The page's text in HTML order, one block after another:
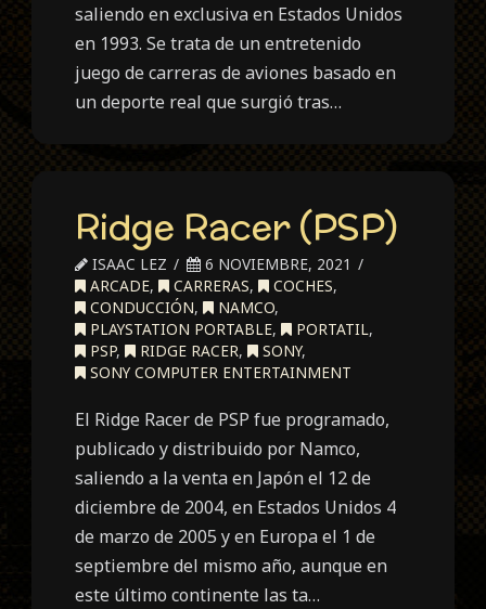
saliendo en exclusiva en Estados Unidos
en 1993. Se trata de un entretenido
juego de carreras de aviones basado en
un deporte real que surgió tras…
Ridge Racer (PSP)
ISAAC LEZ
6 NOVIEMBRE, 2021
ARCADE, CARRERAS, COCHES,
CONDUCCIÓN, NAMCO,
PLAYSTATION PORTABLE, PORTATIL,
PSP, RIDGE RACER, SONY,
SONY COMPUTER ENTERTAINMENT
El Ridge Racer de PSP fue programado,
publicado y distribuido por Namco,
saliendo a la venta en Japón el 12 de
diciembre de 2004, en Estados Unidos 4
de marzo de 2005 y en Europa el 1 de
septiembre del mismo año, aunque en
este último continente las ta…